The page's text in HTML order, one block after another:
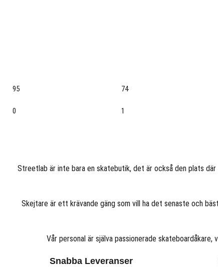
95
0
74
1
Streetlab är inte bara en skatebutik, det är också den plats
Skejtare är ett krävande gäng som vill ha det senaste och
Vår personal är själva passionerade
Snabba Leveranser